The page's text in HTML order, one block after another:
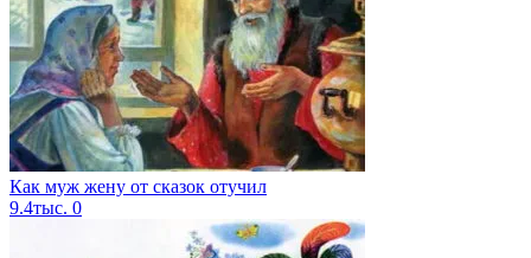
Как муж жену от сказок отучил
9.4тыс. 0